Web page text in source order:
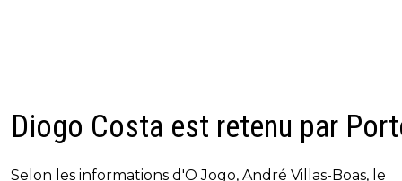
Diogo Costa est retenu par
Selon les informations d'O Jogo, André Villas-Boas, le